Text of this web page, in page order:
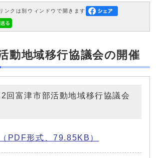
ンクは別ウィンドウで開きます
動地域移行協議会の開催
回富津市部活動地域移行協議会
PDF形式、79.85KB）